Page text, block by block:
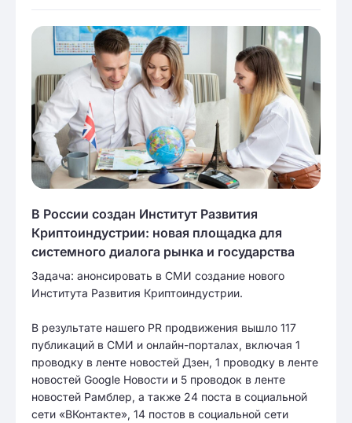
В России создан Институт Развития
Криптоиндустрии: новая площадка для
системного диалога рынка и государства
Задача: анонсировать в СМИ создание нового
Института Развития Криптоиндустрии.
В результате нашего PR продвижения вышло 117
публикаций в СМИ и онлайн-порталах, включая 1
проводку в ленте новостей Дзен, 1 проводку в ленте
новостей Google Новости и 5 проводок в ленте
новостей Рамблер, а также 24 поста в социальной
сети «ВКонтакте», 14 постов в социальной сети